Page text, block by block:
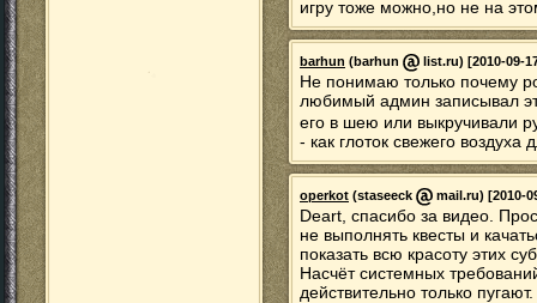
игру тоже можно,но не на
barhun (barhun list.ru) [2010-09-
Не понимаю только почему
любимый админ записывал
его в шею или выкручивали
- как глоток свежего
operkot (staseeck mail.ru) [2010-
Deart, спасибо за видео.
не выполнять квесты и
показать всю красоту этих
Насчёт системных
действительно только пугают.